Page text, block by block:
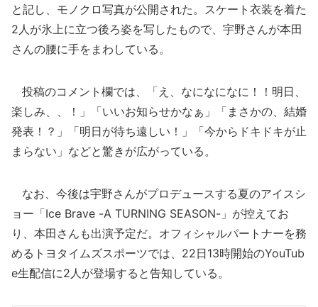
と記し、モノクロ写真が公開された。スケート衣装を着た
2人が氷上に立つ後ろ姿を写したもので、宇野さんが本田
さんの腰に手をまわしている。
投稿のコメント欄では、「え、なになになに！！明日、
楽しみ、、！」「いいお知らせかなぁ」「まさかの、結婚
発表！？」「明日が待ち遠しい！」「今からドキドキが止
まらない」などと驚きが広がっている。
なお、今後は宇野さんがプロデュースする夏のアイスシ
ョー「Ice Brave -A TURNING SEASON-」が控えてお
り、本田さんも出演予定だ。オフィシャルパートナーを務
めるトヨタイムズスポーツでは、22日13時開始のYouTub
e生配信に2人が登場すると告知している。